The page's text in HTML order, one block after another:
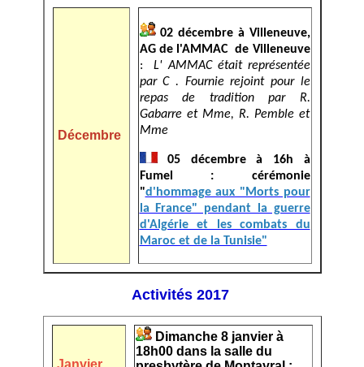
Décembre
02 décembre à Villeneuve,
AG de l'AMMAC de Villeneuve
:L' AMMAC était représentée
par C . Fournie rejoint pour le
repas de tradition par R.
Gabarre et Mme, R. Pemble et
Mme
05 décembre à 16h à
Fumel : cérémonie
"d'hommage aux "Morts pour
la France" pendant la guerre
d'Algérie et les combats du
Maroc et de la Tunisie"
Activités 2017
Janvier
Dimanche 8 janvier à
18h00 dans la salle du